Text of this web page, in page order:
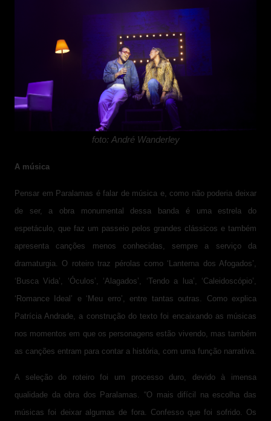
foto: André Wanderley
A música
Pensar em Paralamas é falar de música e, como não poderia deixar
de ser, a obra monumental dessa banda é uma estrela do
espetáculo, que faz um passeio pelos grandes clássicos e também
apresenta canções menos conhecidas, sempre a serviço da
dramaturgia. O roteiro traz pérolas como ‘Lanterna dos Afogados’,
‘Busca Vida’, ‘Óculos’, ‘Alagados’, ‘Tendo a lua’, ‘Caleidoscópio’,
‘Romance Ideal’ e ‘Meu erro’, entre tantas outras. Como explica
Patrícia Andrade, a construção do texto foi encaixando as músicas
nos momentos em que os personagens estão vivendo, mas também
as canções entram para contar a história, com uma função narrativa.
A seleção do roteiro foi um processo duro, devido à imensa
qualidade da obra dos Paralamas. “O mais difícil na escolha das
músicas foi deixar algumas de fora. Confesso que foi sofrido. Os